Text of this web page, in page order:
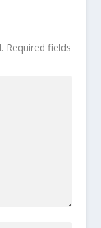
Required fields